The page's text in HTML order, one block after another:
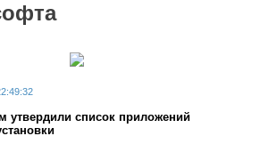
утвердили список приложений